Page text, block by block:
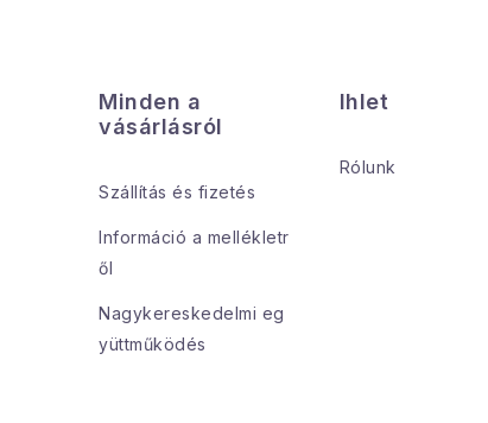
Minden a
vásárlásról
Szállítás és fizetés
Információ a mellékletr
ől
Nagykereskedelmi eg
yüttműködés
Ihlet
Rólunk